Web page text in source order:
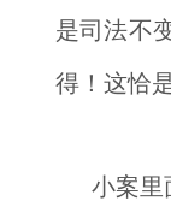
是司法不
得！这恰
小案里